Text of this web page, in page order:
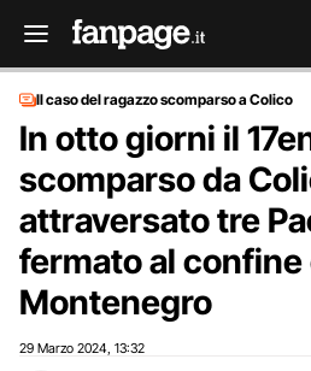
Il caso del ragazzo scomparso a Colico
In otto giorni il
scomparso da
attraversato tre
fermato al confine
Montenegro
29 Marzo 2024 13:32